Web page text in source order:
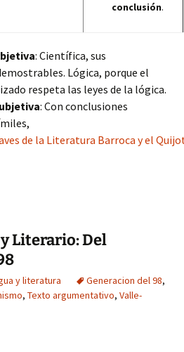
conclusión.
: Científica, sus
Lógica, porque el
respeta las leyes de la lógica.
: Con conclusiones
de la Literatura Barroca y el
Literario: Del
y literatura Generacion del 98,
, Texto argumentativo, Valle-